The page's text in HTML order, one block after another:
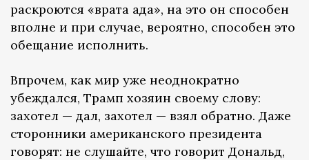
раскроются «врата ада», на это он способен
вполне и при случае, вероятно, способен это
обещание исполнить.
Впрочем, как мир уже неоднократно
убеждался, Трамп хозяин своему слову:
захотел — дал, захотел — взял обратно. Даже
сторонники американского президента
говорят: не слушайте, что говорит Дональд,